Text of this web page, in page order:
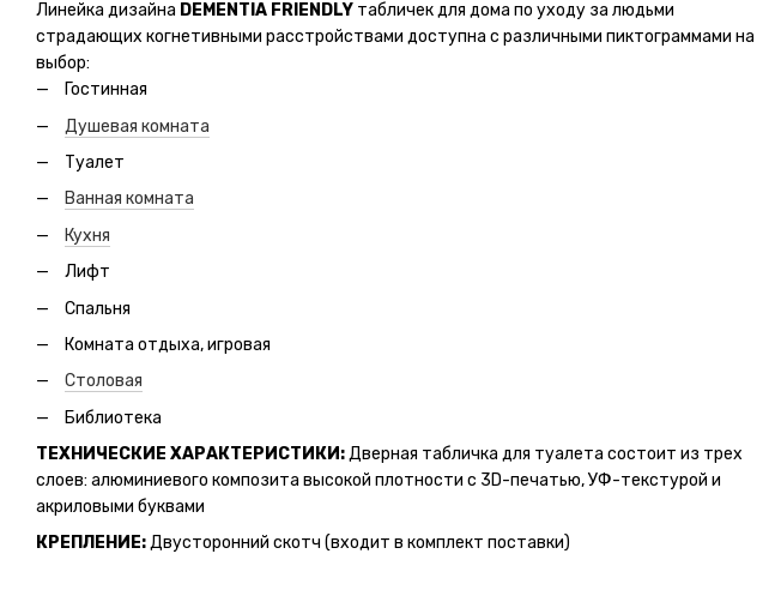
Линейка дизайна DEMENTIA FRIENDLY табличек для дома по уходу за людьми
страдающих когнетивными расстройствами доступна с различными пиктограммами на
выбор:
Гостинная
Душевая комната
Туалет
Ванная комната
Кухня
Лифт
Спальня
Комната отдыха, игровая
Столовая
Библиотека
ТЕХНИЧЕСКИЕ ХАРАКТЕРИСТИКИ:Дверная табличка для туалета состоит из трех
слоев: алюминиевого композита высокой плотности с 3D-печатью, УФ-текстурой и
акриловыми буквами
КРЕПЛЕНИЕ:Двусторонний скотч (входит в комплект поставки)